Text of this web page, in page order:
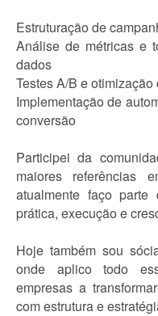
Estruturação de
Análise de métricas e
dados
Testes A/B e otimização
Implementação de
conversão
Participei da
maiores referências
atualmente faço
prática, execução e
Hoje também sou
onde aplico todo
empresas a
com estrutura e